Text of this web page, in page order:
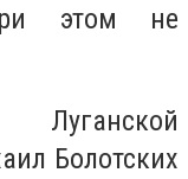
этом не
Болотских